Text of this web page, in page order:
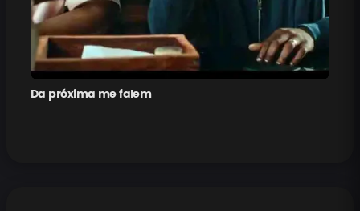
Da próxima me falem